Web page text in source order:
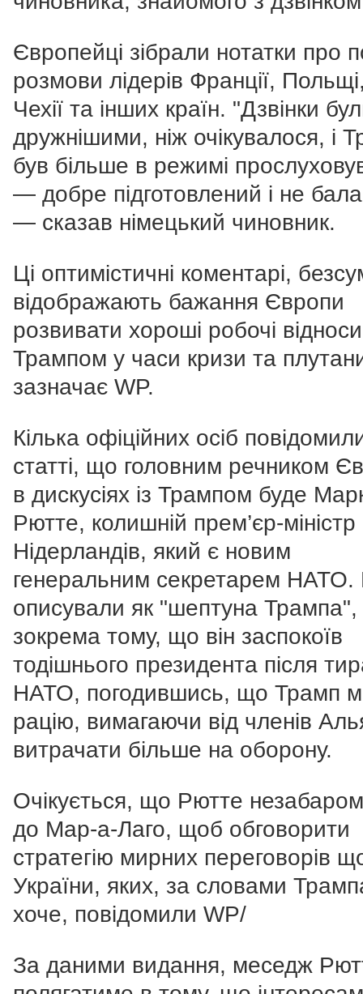
Європейці зібрали нотатки про
розмови лідерів Франції,
Чехії та інших країн. "Дзвінки
дружнішими, ніж очікувалося, і
був більше в режимі
— добре підготовлений і не
— сказав німецький чиновник.
Ці оптимістичні коментарі,
відображають бажання Європи
розвивати хороші робочі
Трампом у часи кризи та
зазначає WP.
Кілька офіційних осіб
статті, що головним речником
в дискусіях із Трампом буде
Рютте, колишній прем’єр-міністр
Нідерландів, який є новим
генеральним секретарем НАТО.
описували як "шептуна Трампа",
зокрема тому, що він заспокоїв
тодішнього президента після
НАТО, погодившись, що Трамп
рацію, вимагаючи від членів
витрачати більше на оборону.
Очікується, що Рютте
до Мар-а-Лаго, щоб обговорити
стратегію мирних переговорів
України, яких, за словами
хоче, повідомили WP/
За даними видання, меседж